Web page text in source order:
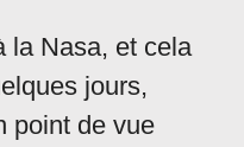
la Nasa, et cela
jours,
point de vue